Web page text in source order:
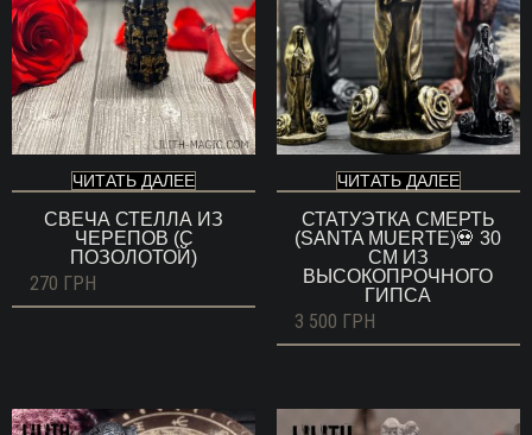
ЧИТАТЬ ДАЛЕЕ
СВЕЧА СТЕЛЛА ИЗ
ЧЕРЕПОВ (С
ПОЗОЛОТОЙ)
270 ГРН
ЧИТАТЬ ДАЛЕЕ
СТАТУЭТКА СМЕРТЬ
(SANTA MUERTE)💀 30
СМ ИЗ
ВЫСОКОПРОЧНОГО
ГИПСА
3 500 ГРН